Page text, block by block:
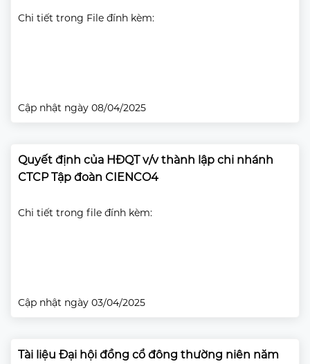
Chi tiết trong File đính kèm:
Cập nhật ngày 08/04/2025
Quyết định của HĐQT v/v thành lập chi nhánh
CTCP Tập đoàn CIENCO4
Chi tiết trong file đính kèm:
Cập nhật ngày 03/04/2025
Tài liệu Đại hội đồng cổ đông thường niên năm